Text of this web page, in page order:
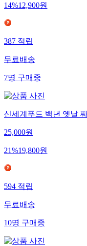
14%12,900원
387적립
무료배송
7명구매중
신세계푸드 백년 옛날
25,000원
21%19,800원
594적립
무료배송
10명구매중